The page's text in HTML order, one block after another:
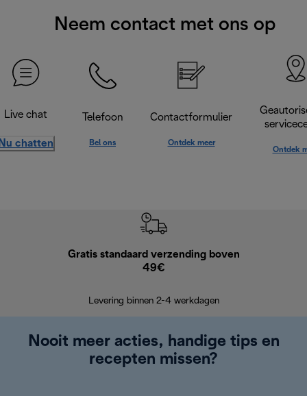
Neem contact met ons op
Live chat
chatten
Telefoon
Bel ons
Contactformulier
Ontdek meer
Ontdek
Gratis standaard verzending boven
49€
Levering binnen 2-4 werkdagen
Nooit meer acties, handige tips en
recepten missen?